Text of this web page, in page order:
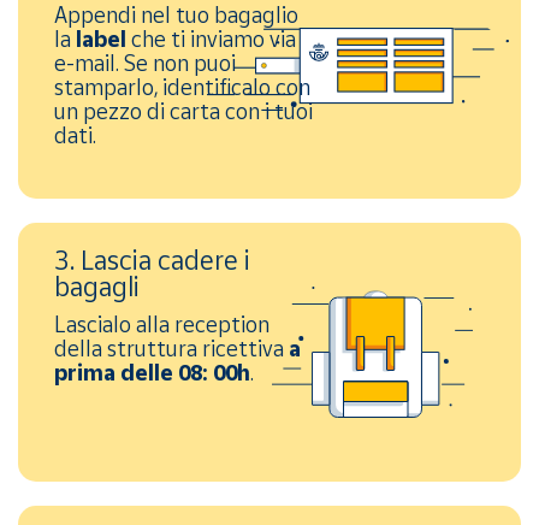
Appendi nel tuo bagaglio
la label che ti inviamo via
e-mail. Se non puoi
stamparlo, identificalo con
un pezzo di carta con i tuoi
dati.
3. Lascia cadere i
bagagli
Lascialo alla reception
della struttura ricettiva a
prima delle 08: 00h.